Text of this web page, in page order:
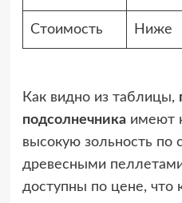
Стоимость Ниже
Как видно из таблицы,
подсолнечникаимеют
высокую зольность по
древесными
доступны по цене, что